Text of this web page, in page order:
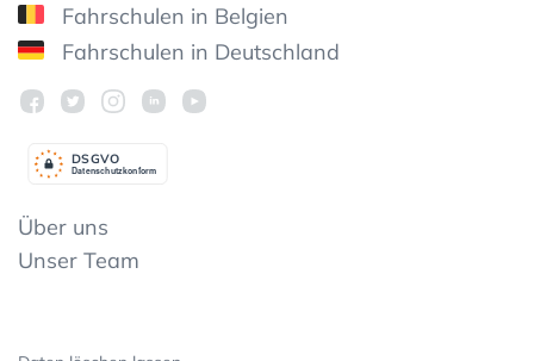
Fahrschulen in Belgien
Fahrschulen in Deutschland
Datenschutzkonform
DSGVO
Über uns
Unser Team